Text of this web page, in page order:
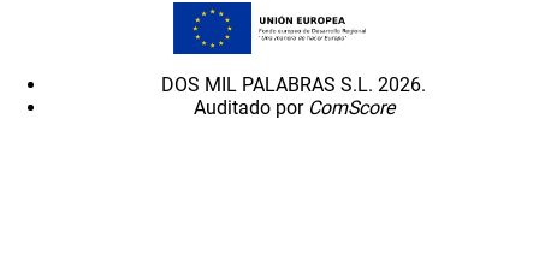
DOS MIL PALABRAS S.L. 2026.
Auditado por ComScore